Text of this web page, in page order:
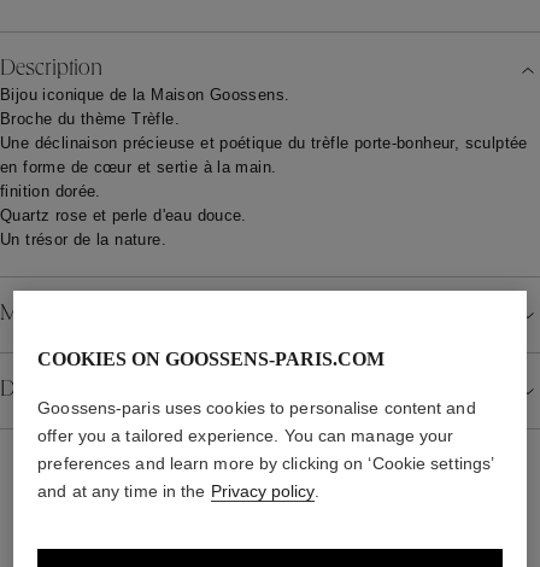
Description
Bijou iconique de la Maison Goossens.
Broche du thème Trèfle.
Une déclinaison précieuse et poétique du trèfle porte-bonheur, sculptée
en forme de cœur et sertie à la main.
finition dorée.
Quartz rose et perle d'eau douce.
Un trésor de la nature.
Matériau
Détails
COOKIES ON GOOSSENS-PARIS.COM
Goossens-paris uses cookies to personalise content and
offer you a tailored experience. You can manage your
preferences and learn more by clicking on ‘Cookie settings’
and at any time in the Privacy policy.